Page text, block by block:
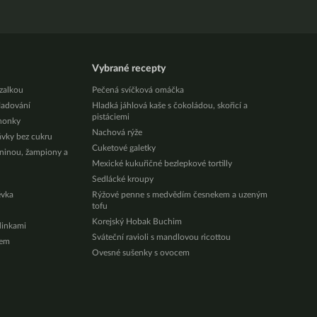
bez cukru
žampiony a
Vybrané recepty
Pečená svíčková omáčka
Hladká jáhlová kaše s čokoládou, skořicí a
pistáciemi
Nachová rýže
Cuketové galetky
Mexické kukuřičné bezlepkové tortilly
Sedlácké kroupy
Rýžové penne s medvědím česnekem a uzeným
tofu
Korejský Hobak Buchim
Sváteční ravioli s mandlovou ricottou
Ovesné sušenky s ovocem